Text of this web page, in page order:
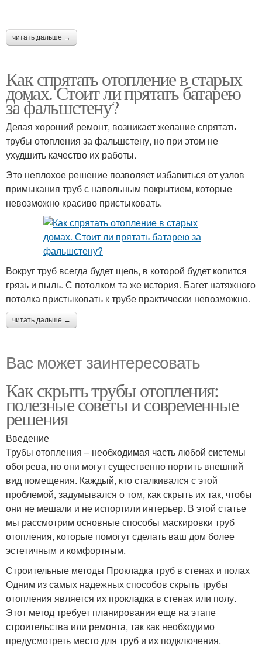
читать дальше →
Как спрятать отопление в старых
домах. Стоит ли прятать батарею
за фальшстену?
Делая хороший ремонт, возникает желание спрятать
трубы отопления за фальшстену, но при этом не
ухудшить качество их работы.
Это неплохое решение позволяет избавиться от узлов
примыкания труб с напольным покрытием, которые
невозможно красиво пристыковать.
Вокруг труб всегда будет щель, в которой будет копится
грязь и пыль. С потолком та же история. Багет натяжного
потолка пристыковать к трубе практически невозможно.
читать дальше →
Вас может заинтересовать
Как скрыть трубы отопления:
полезные советы и современные
решения
Введение
Трубы отопления – необходимая часть любой системы
обогрева, но они могут существенно портить внешний
вид помещения. Каждый, кто сталкивался с этой
проблемой, задумывался о том, как скрыть их так, чтобы
они не мешали и не испортили интерьер. В этой статье
мы рассмотрим основные способы маскировки труб
отопления, которые помогут сделать ваш дом более
эстетичным и комфортным.
Строительные методы Прокладка труб в стенах и полах
Одним из самых надежных способов скрыть трубы
отопления является их прокладка в стенах или полу.
Этот метод требует планирования еще на этапе
строительства или ремонта, так как необходимо
предусмотреть место для труб и их подключения.